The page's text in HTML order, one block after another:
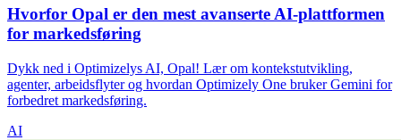
Hvorfor Opal er den mest avanserte AI-plattformen
for markedsføring
Dykk ned i Optimizelys AI, Opal! Lær om kontekstutvikling,
agenter, arbeidsflyter og hvordan Optimizely One bruker Gemini for
forbedret markedsføring.
AI